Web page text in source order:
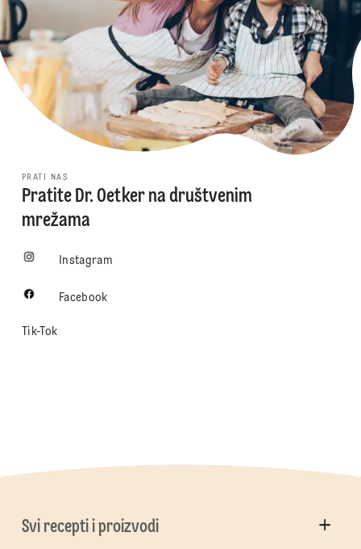
PRATI NAS
Pratite Dr. Oetker na društvenim
mrežama
Instagram
Facebook
Tik-Tok
Svi recepti i proizvodi